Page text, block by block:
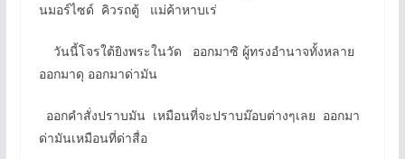
นมอร์ไซด์ คิวรถตู้ แม่ค้าหาบเร่
วันนี้โจรใต้ยิงพระในวัด ออกมาซิ ผู้ทรงอำนาจทั้งหลาย
ออกมาดุ ออกมาด่ามัน
ออกคำสั่งปราบมัน เหมือนที่จะปราบม๊อบต่างๆเลย ออกมา
ด่ามันเหมือนที่ด่าสื่อ